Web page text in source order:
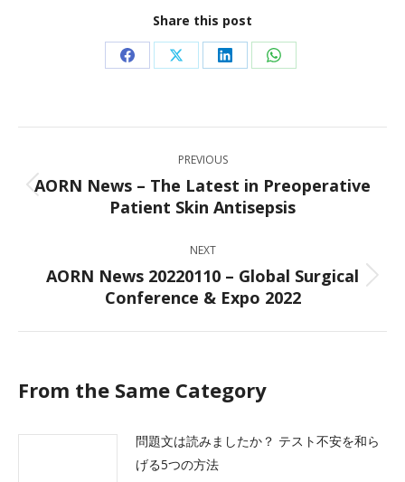
Share this post
Share
Facebook
Share
X
Share
LinkedIn
Share
WhatsApp
navigation
PREVIOUS
Previous
post:
AORN News – The Latest in Preoperative
Patient Skin Antisepsis
NEXT
Next
post:
AORN News 20220110 – Global Surgical
Conference & Expo 2022
From the Same Category
問題文は読みましたか？ テスト不安を和ら
げる5つの方法